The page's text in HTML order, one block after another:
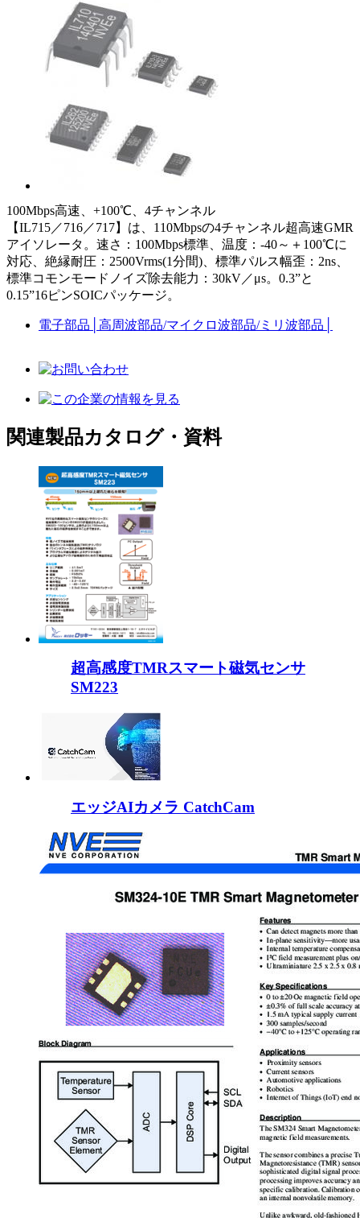
100Mbps高速、+100℃、4チャンネル
【IL715／716／717】は、110Mbpsの4チャンネル超高速GMR
アイソレータ。速さ：100Mbps標準、温度：-40～＋100℃に
対応、絶縁耐圧：2500Vrms(1分間)、標準パルス幅歪：2ns、
標準コモンモードノイズ除去能力：30kV／μs。0.3”と
0.15”16ピンSOICパッケージ。
電子部品 高周波部品/マイクロ波部品/ミリ波部品
関連製品カタログ・資料
超高感度TMRスマート磁気センサ
SM223
エッジAIカメラ CatchCam